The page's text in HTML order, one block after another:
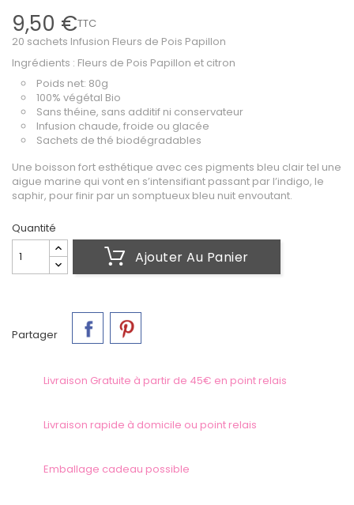
9,50 €TTC
20 sachets Infusion Fleurs de Pois Papillon
Ingrédients : Fleurs de Pois Papillon et citron
Poids net: 80g
100% végétal Bio
Sans théine, sans additif ni conservateur
Infusion chaude, froide ou glacée
Sachets de thé biodégradables
Une boisson fort esthétique avec ces pigments bleu clair tel une
aigue marine qui vont en s’intensifiant passant par l’indigo, le
saphir, pour finir par un somptueux bleu nuit envoutant.
Quantité
Ajouter Au Panier
Partager
Livraison Gratuite à partir de 45€ en point relais
Livraison rapide à domicile ou point relais
Emballage cadeau possible